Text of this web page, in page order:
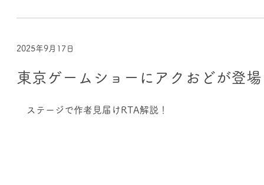
2025年9月17日
東京ゲームショーにアクおどが登
ステージで作者見届けRTA解説！